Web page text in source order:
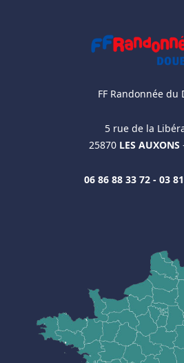
FF Randonnée du
5 rue de la
25870 LES AUXONS
06 86 88 33 72 - 03